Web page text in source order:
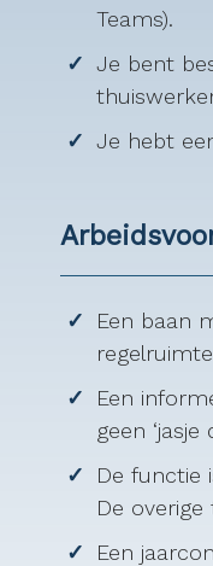
Teams).
Je bent
Je hebt
Een baan
Een
geen ‘jasje
De functie
De
Een